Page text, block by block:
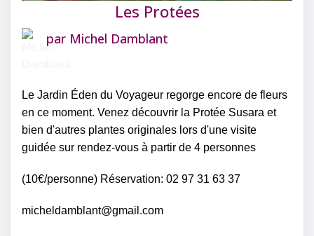
Les Protées
par Michel Damblant
Le Jardin Éden du Voyageur regorge encore de fleurs
en ce moment. Venez découvrir la Protée Susara et
bien d'autres plantes originales lors d'une visite
guidée sur rendez-vous à partir de 4 personnes
(10€/personne) Réservation: 02 97 31 63 37
micheldamblant@gmail.com